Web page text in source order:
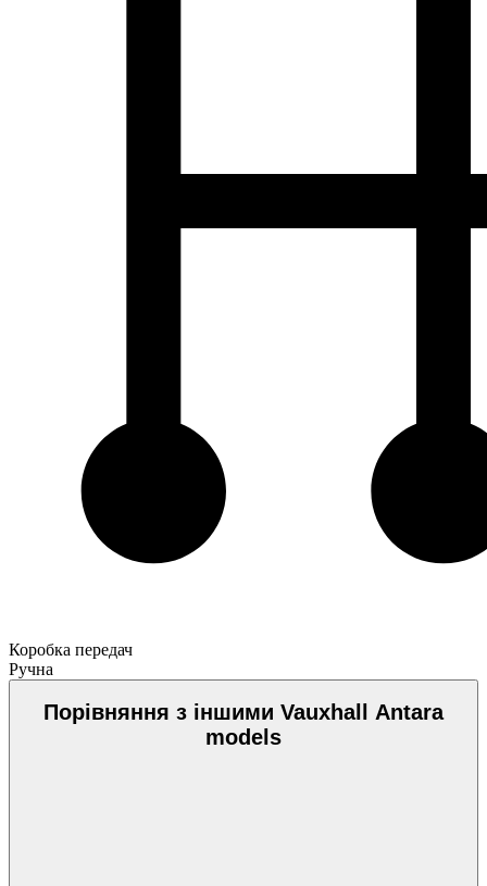
Коробка передач
Ручна
Порівняння з іншими Vauxhall Antara
models